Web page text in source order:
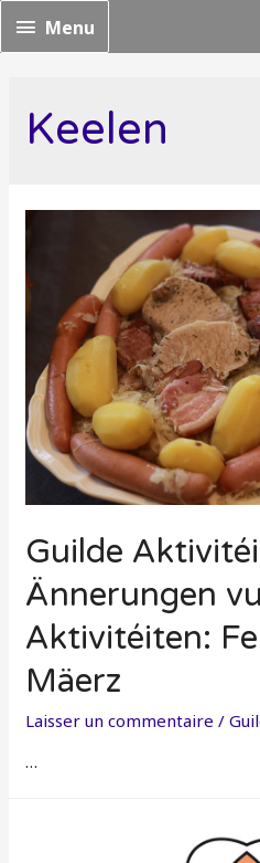
Menu
Menu
Keelen
Guilde
Ännerungen
Aktivitéiten:
Mäerz
Laisser un commentaire /
…